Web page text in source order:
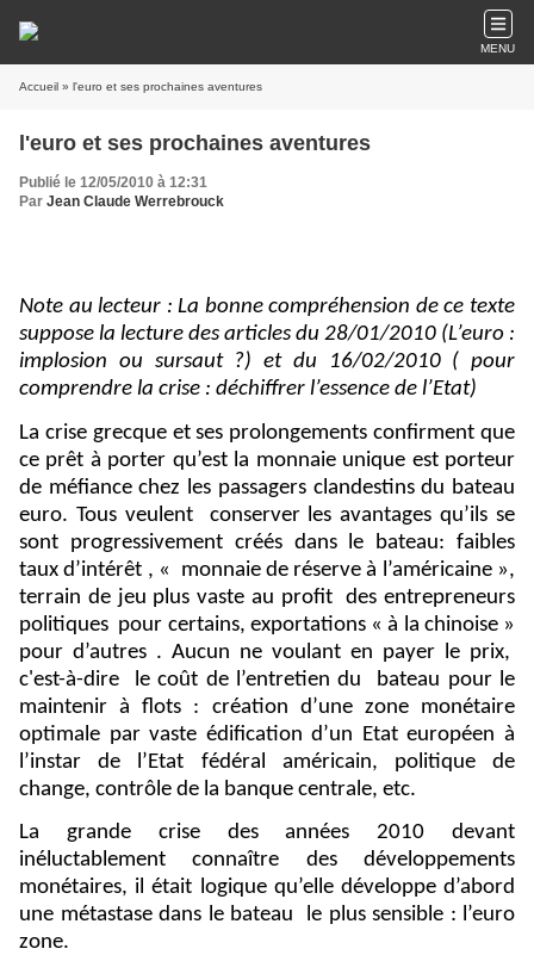
MENU
Accueil » l'euro et ses prochaines aventures
l'euro et ses prochaines aventures
Publié le 12/05/2010 à 12:31
Par Jean Claude Werrebrouck
Note au lecteur : La bonne compréhension de ce texte
suppose la lecture des articles du 28/01/2010 (L’euro :
implosion ou sursaut ?) et du 16/02/2010 ( pour
comprendre la crise : déchiffrer l’essence de l’Etat)
La crise grecque et ses prolongements confirment que
ce prêt à porter qu’est la monnaie unique est porteur
de méfiance chez les passagers clandestins du bateau
euro. Tous veulent
conserver les avantages qu’ils se
sont progressivement créés dans le bateau: faibles
taux d’intérêt , « monnaie de réserve à l’américaine »,
terrain de jeu plus vaste au profit des entrepreneurs
politiques pour certains, exportations « à la chinoise »
pour d’autres . Aucun ne voulant en payer le prix,
c'est-à-dire
le coût de l’entretien du
bateau pour le
maintenir à flots : création d’une zone monétaire
optimale par vaste édification d’un Etat européen à
l’instar de l’Etat fédéral américain, politique de
change, contrôle de la banque centrale, etc.
La grande crise des années 2010 devant
inéluctablement connaître des développements
monétaires, il était logique qu’elle développe d’abord
une métastase dans le bateau
le plus sensible : l’euro
zone.